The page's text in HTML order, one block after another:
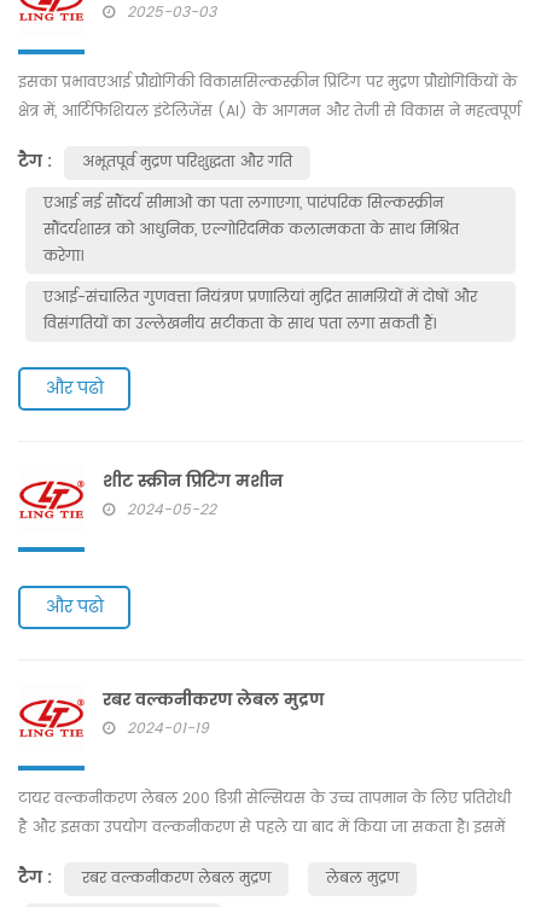
2025-03-03
इसका प्रभावएआई प्रौद्योगिकी विकाससिल्कस्क्रीन प्रिंटिंग पर मुद्रण प्रौद्योगिकियों के
क्षेत्र में, आर्टिफिशियल इंटेलिजेंस (AI) के आगमन और तेजी से विकास ने महत्वपूर्ण
तरीकों को प्रभावित किया है। जबकि AI और सिल्कस्क्रीन प्रिंटिंग एक दूसरे से
बिलकुल अलग लग सकते हैं, इन दोनों संस्थाओं के बीच का अंतरसंबंध जितना कोई
शुरू में अ...
टैग :
अभूतपूर्व मुद्रण परिशुद्धता और गति
एआई नई सौंदर्य सीमाओं का पता लगाएगा, पारंपरिक सिल्कस्क्रीन
सौंदर्यशास्त्र को आधुनिक, एल्गोरिदमिक कलात्मकता के साथ मिश्रित
करेगा।
एआई-संचालित गुणवत्ता नियंत्रण प्रणालियां मुद्रित सामग्रियों में दोषों और
विसंगतियों का उल्लेखनीय सटीकता के साथ पता लगा सकती हैं।
और पढो
शीट स्क्रीन प्रिंटिंग मशीन
2024-05-22
और पढो
रबर वल्कनीकरण लेबल मुद्रण
2024-01-19
टायर वल्कनीकरण लेबल 200 डिग्री सेल्सियस के उच्च तापमान के लिए प्रतिरोधी
है और इसका उपयोग वल्कनीकरण से पहले या बाद में किया जा सकता है। इसमें
टैग : रबर वल्कनीकरण लेबल मुद्रण
लेबल मुद्रण